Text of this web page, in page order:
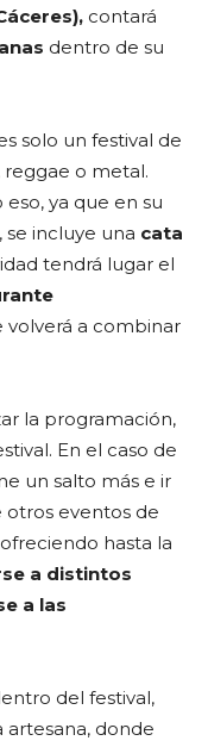
contará
dentro de su
solo un festival de
reggae o metal.
ya que en su
incluye una cata
tendrá lugar el
volverá a combinar
la programación,
En el caso de
un salto más e ir
otros eventos de
hasta la
a distintos
a las
del festival,
artesana, donde